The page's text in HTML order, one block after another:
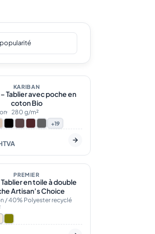
KARIBAN
Tablier avec poche en
coton Bio
280 g/m²
+19
4
PREMIER
Tablier en toile à double
Artisan’s Choice
/ 40% Polyester recyclé